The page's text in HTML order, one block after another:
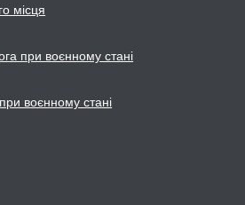
місця
при воєнному стані
воєнному стані